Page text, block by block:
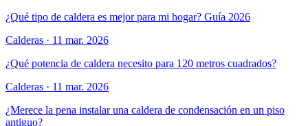
¿Qué tipo de caldera es mejor para mi hogar? Guía 2026
Calderas · 11 mar. 2026
¿Qué potencia de caldera necesito para 120 metros cuadrados?
Calderas · 11 mar. 2026
¿Merece la pena instalar una caldera de condensación en un piso
antiguo?